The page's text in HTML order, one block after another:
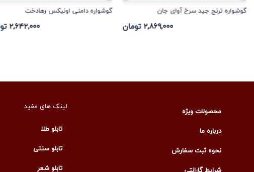
گوشواره ترنج جید سرخ آوای جان
۲,۸۶۹,۰۰۰ تومان
گوشواره دامنی اونیکس رهادخت
۲,۶۴۲,۰۰۰ تومان
محصولات ویژه
درباره ما
نحوه ثبت سفارش
لینک های مفید
تابلو طلا
تابلو سنتی
تابلو شعر